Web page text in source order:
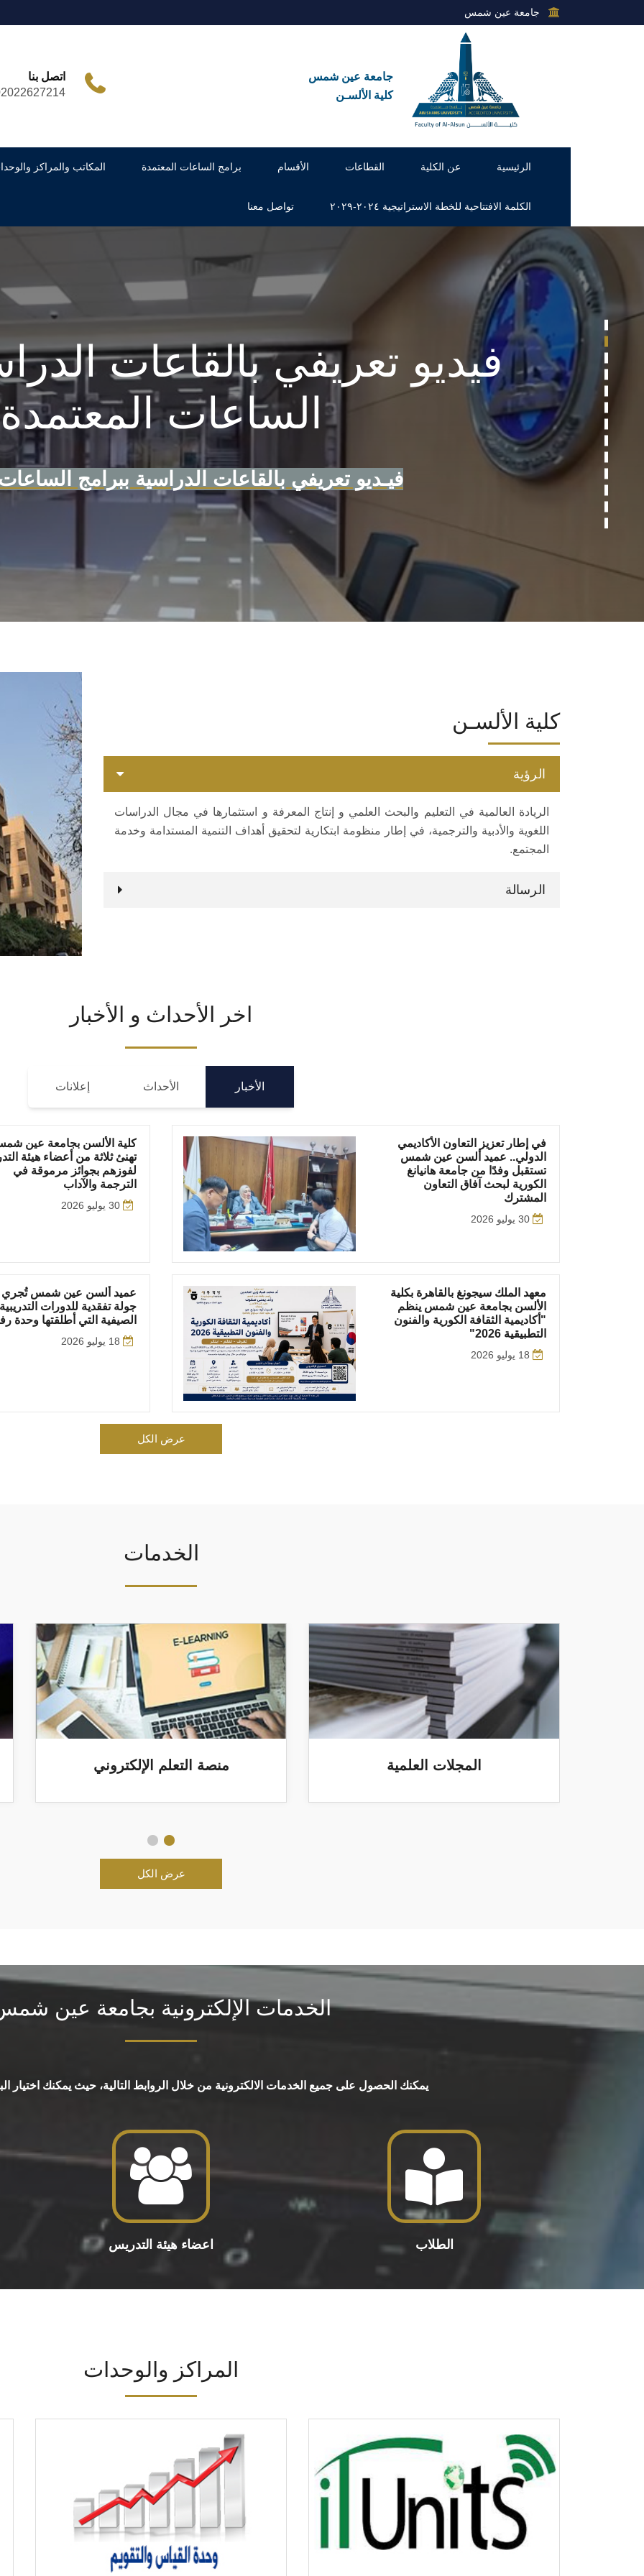
جامعة عين شمس
جامعة عين شمس
كلية الألسـن
اتصل بنا
الرئيسية عن الكلية القطاعات الأقسام برامج الساعات المعتمدة المكاتب والمراكز
الكلمة الافتتاحية للخطة الاستراتيجية ٢٠٢٤-٢٠٢٩ تواصل معنا
كلية الألسـن
الرؤية
الريادة العالمية في التعليم والبحث العلمي و إنتاج المعرفة و استثمارها في مجال الدراسات
اللغوية والأدبية والترجمية، في إطار منظومة ابتكارية لتحقيق أهداف التنمية المستدامة وخدمة
المجتمع.
الرسالة
اخر الأحداث و الأخبار
الأخبار الأحداث إعلانات
في إطار تعزيز التعاون الأكاديمي
الدولي.. عميد ألسن عين شمس
تستقبل وفدًا من جامعة هانيانغ
الكورية لبحث آفاق التعاون
المشترك
30 يوليو 2026
كلية الألسن بجامعة عين
تهنئ ثلاثة من أعضاء هيئة
لفوزهم بجوائز مرموقة في
الترجمة والآداب
30 يوليو 2026
معهد الملك سيجونغ بالقاهرة بكلية
الألسن بجامعة عين شمس ينظم
"أكاديمية الثقافة الكورية والفنون
التطبيقية 2026"
18 يوليو 2026
عميد ألسن عين شمس تُجري
جولة تفقدية للدورات
الصيفية التي أطلقتها وحدة
18 يوليو 2026
عرض الكل
الخدمات
منصة التعلم الإلكتروني خدمات
عرض الكل
الخدمات الإلكترونية بجامعة عين
يمكنك الحصول على جميع الخدمات الالكترونية من خلال الروابط التالية، حيث يمكنك اختيار
الطلاب اعضاء هيئة التدريس
المراكز والوحدات